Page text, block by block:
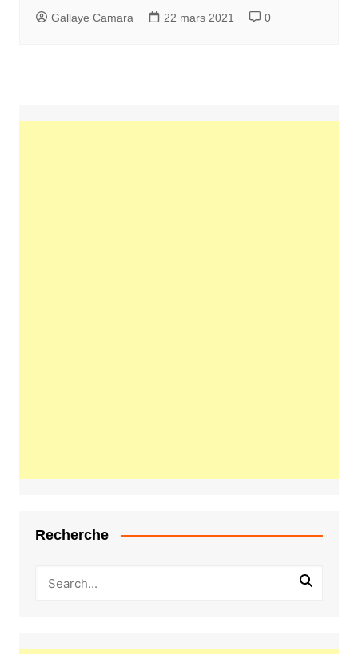
Gallaye Camara 22 mars 2021 0
Recherche